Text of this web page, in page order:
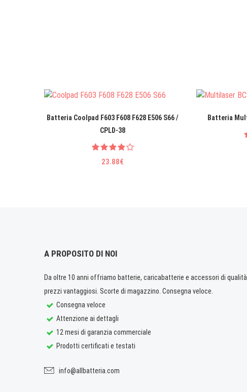
Batteria Coolpad F603 F608 F628 E506 S66 /
CPLD-38
23.88€
Batteria
A PROPOSITO DI NOI
Da oltre 10 anni offriamo batterie, caricabatterie e accessori di
prezzi vantaggiosi. Scorte di magazzino. Consegna veloce.
Consegna veloce
Attenzione ai dettagli
12 mesi di garanzia commerciale
Prodotti certificati e testati
info@allbatteria.com